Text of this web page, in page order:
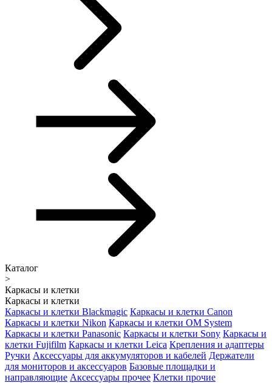
Каталог
>
Каркасы и клетки
Каркасы и клетки
Каркасы и клетки Blackmagic Каркасы и клетки Canon
Каркасы и клетки Nikon Каркасы и клетки OM System
Каркасы и клетки Panasonic Каркасы и клетки Sony Каркасы и
клетки Fujifilm Каркасы и клетки Leica Крепления и адаптеры
Ручки Аксессуары для аккумуляторов и кабелей Держатели
для мониторов и аксессуаров Базовые площадки и
направляющие Аксессуары прочее Клетки прочие